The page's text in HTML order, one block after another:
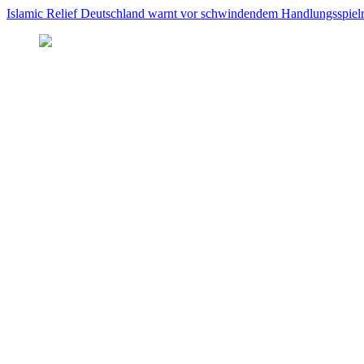
Islamic Relief Deutschland warnt vor schwindendem